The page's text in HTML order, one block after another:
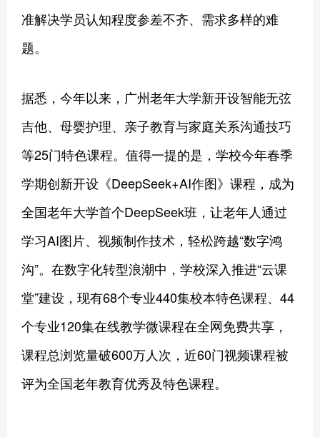
准解决学员认知程度参差不齐、需求多样的难
题。
据悉，今年以来，广州老年大学新开设智能无弦
吉他、母婴护理、亲子教育与家庭关系沟通技巧
等25门特色课程。值得一提的是，学校今年春季
学期创新开设《DeepSeek+AI作图》课程，成为
全国老年大学首个DeepSeek班，让老年人通过
学习AI图片、视频制作技术，轻松跨越“数字鸿
沟”。在数字化转型浪潮中，学校深入推进“云课
堂”建设，现有68个专业440集校本特色课程、44
个专业120集在线教学微课程在全网免费共享，
课程总浏览量破600万人次，近60门视频课程被
评为全国老年教育优秀及特色课程。